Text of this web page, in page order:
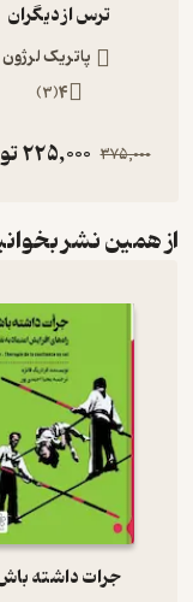
ترس از دیگران
پاتریک لرژون
4
(
3
)
375,000
225,000
از همین نشر
جرات داشته